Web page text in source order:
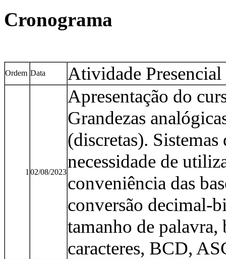
Cronograma
Ordem Data Atividade
1 02/08/2023
Apresentação do
Grandezas
(discretas).
necessidade de
conveniência das
conversão decimal-
tamanho de
caracteres, BCD,